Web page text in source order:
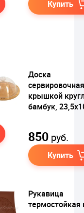
Купить
Доска
крышкой
бамбук,
850 руб.
Купить
Рукавица
термостойкая